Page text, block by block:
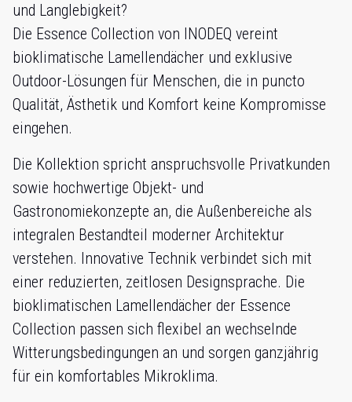
und Langlebigkeit?
Die Essence Collection von INODEQ vereint
bioklimatische Lamellendächer und exklusive
Outdoor-Lösungen für Menschen, die in puncto
Qualität, Ästhetik und Komfort keine Kompromisse
eingehen.
Die Kollektion spricht anspruchsvolle Privatkunden
sowie hochwertige Objekt- und
Gastronomiekonzepte an, die Außenbereiche als
integralen Bestandteil moderner Architektur
verstehen. Innovative Technik verbindet sich mit
einer reduzierten, zeitlosen Designsprache. Die
bioklimatischen Lamellendächer der Essence
Collection passen sich flexibel an wechselnde
Witterungsbedingungen an und sorgen ganzjährig
für ein komfortables Mikroklima.